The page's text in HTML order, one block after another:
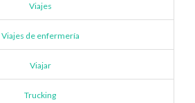
Viajes
Viajes de enfermería
Viajar
Trucking